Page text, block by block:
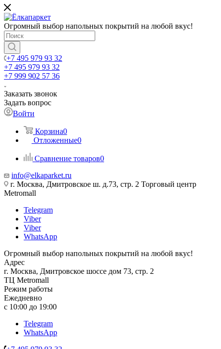
Огромный выбор напольных покрытий на любой вкус!
+7 495 979 93 32
+7 495 979 93 32
+7 999 902 57 36
Заказать звонок
Задать вопрос
Войти
Корзина0
Отложенные0
Сравнение товаров0
info@elkaparket.ru
г. Москва, Дмитровское ш. д.73, стр. 2 Торговый центр
Metromall
Telegram
Viber
Viber
WhatsApp
Огромный выбор напольных покрытий на любой вкус!
Адрес
г. Москва, Дмитровское шоссе дом 73, стр. 2
ТЦ Metromall
Режим работы
Ежедневно
с 10:00 до 19:00
Telegram
WhatsApp